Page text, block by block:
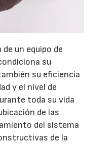
un equipo de
su
su eficiencia
y el nivel de
toda su vida
de las
del sistema
de la